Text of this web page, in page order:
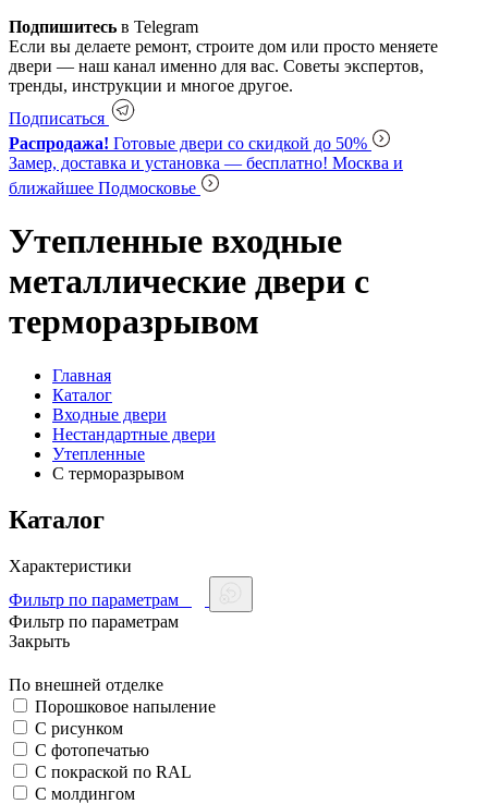
Подпишитесь в Telegram
Если вы делаете ремонт, строите дом или просто меняете
двери — наш канал именно для вас. Советы экспертов,
тренды, инструкции и многое другое.
Подписаться
Распродажа! Готовые двери со скидкой до 50%
Замер, доставка и установка — бесплатно! Москва и
ближайшее Подмосковье
Утепленные входные
металлические двери с
терморазрывом
Главная
Каталог
Входные двери
Нестандартные двери
Утепленные
С терморазрывом
Каталог
Характеристики
Фильтр по параметрам
Фильтр по параметрам
Закрыть
По внешней отделке
Порошковое напыление
С рисунком
С фотопечатью
С покраской по RAL
С молдингом